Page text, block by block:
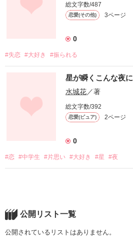
総文字数/487
恋愛(その他) 3ページ
0
#失恋 #大好き #振られる
星が瞬くこんな夜に
水城花／著
総文字数/392
恋愛(ピュア) 2ページ
0
#恋 #中学生 #片思い #大好き #星 #夜
公開リスト一覧
公開されているリストはありません。